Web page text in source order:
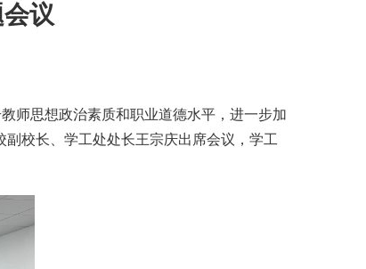
议
师思想政治素质和职业道德水平，进一步加
校长、学工处处长王宗庆出席会议，学工